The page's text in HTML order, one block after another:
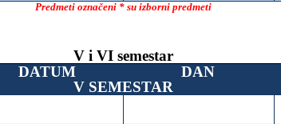
Predmeti označeni * su izborni predmeti
V i VI semestar
DATUM DAN
V SEMESTAR